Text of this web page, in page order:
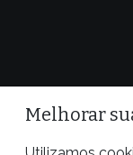
Melhorar